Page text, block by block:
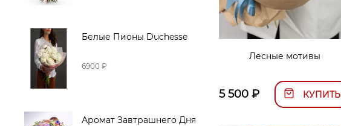
Белые Пионы Duchesse
6900 ₽
Аромат Завтрашнего Дня
Лесные мотивы
5 500 ₽ КУПИТЬ